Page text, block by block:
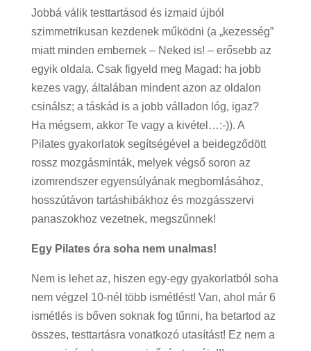
Jobbá válik testtartásod és izmaid újból
szimmetrikusan kezdenek működni (a „kezesség”
miatt minden embernek – Neked is! – erősebb az
egyik oldala. Csak figyeld meg Magad: ha jobb
kezes vagy, általában mindent azon az oldalon
csinálsz; a táskád is a jobb válladon lóg, igaz?
Ha mégsem, akkor Te vagy a kivétel…:-)). A
Pilates gyakorlatok segítségével a beidegződött
rossz mozgásminták, melyek végső soron az
izomrendszer egyensúlyának megbomlásához,
hosszútávon tartáshibákhoz és mozgásszervi
panaszokhoz vezetnek, megszűnnek!
Egy Pilates óra soha nem unalmas!
Nem is lehet az, hiszen egy-egy gyakorlatból soha
nem végzel 10-nél több ismétlést! Van, ahol már 6
ismétlés is bőven soknak fog tűnni, ha betartod az
összes, testtartásra vonatkozó utasítást! Ez nem a